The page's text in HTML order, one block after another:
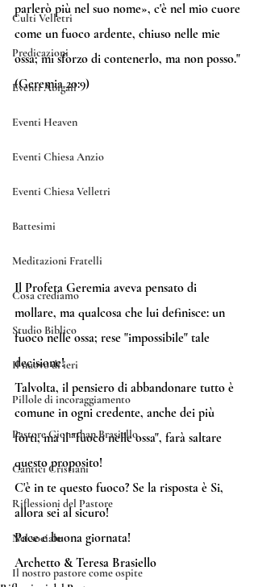
Culti Velletri
Predicazioni
Eventi Abigail
Eventi Heaven
Eventi Chiesa Anzio
Eventi Chiesa Velletri
Battesimi
Meditazioni Fratelli
Cosa crediamo
Studio Biblico
Il nuovo di ieri
Pillole di incoraggiamento
Pastore Gionathan Brasiello
Cantici Cristiani
Riflessioni del Pastore
Nel sociale
Il nostro pastore come ospite
parlerò più nel suo nome», c'è nel mio cuore
come un fuoco ardente, chiuso nelle mie
ossa; mi sforzo di contenerlo, ma non posso."
(Geremia 20:9)
Il Profeta Geremia aveva pensato di
mollare, ma qualcosa che lui definisce: un
fuoco nelle ossa; rese "impossibile" tale
decisione!
Talvolta, il pensiero di abbandonare tutto è
comune in ogni credente, anche dei più
forti, ma il "fuoco nelle ossa", farà saltare
questo proposito!
C'è in te questo fuoco? Se la risposta è Si,
allora sei al sicuro!
Pace e buona giornata!
Archetto & Teresa Brasiello